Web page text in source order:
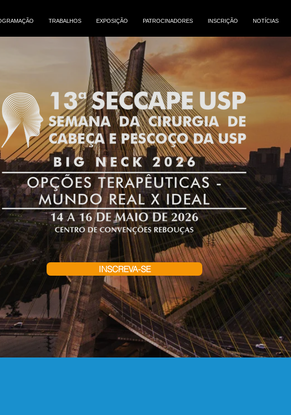
TRABALHOS EXPOSIÇÃO PATROCINADORES INSCRIÇÃO NOTÍCIAS
INSCREVA-SE